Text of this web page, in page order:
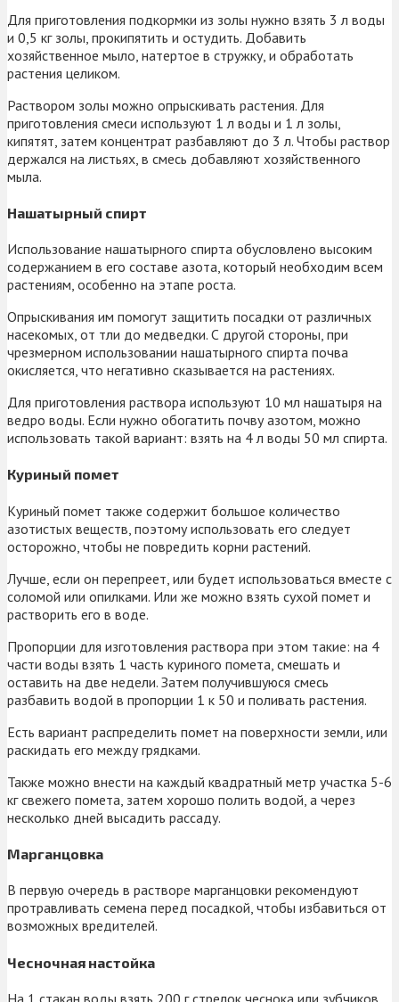
Для приготовления подкормки из золы нужно взять 3 л воды
и 0,5 кг золы, прокипятить и остудить. Добавить
хозяйственное мыло, натертое в стружку, и обработать
растения целиком.
Раствором золы можно опрыскивать растения. Для
приготовления смеси используют 1 л воды и 1 л золы,
кипятят, затем концентрат разбавляют до 3 л. Чтобы раствор
держался на листьях, в смесь добавляют хозяйственного
мыла.
Нашатырный спирт
Использование нашатырного спирта обусловлено высоким
содержанием в его составе азота, который необходим всем
растениям, особенно на этапе роста.
Опрыскивания им помогут защитить посадки от различных
насекомых, от тли до медведки. С другой стороны, при
чрезмерном использовании нашатырного спирта почва
окисляется, что негативно сказывается на растениях.
Для приготовления раствора используют 10 мл нашатыря на
ведро воды. Если нужно обогатить почву азотом, можно
использовать такой вариант: взять на 4 л воды 50 мл спирта.
Куриный помет
Куриный помет также содержит большое количество
азотистых веществ, поэтому использовать его следует
осторожно, чтобы не повредить корни растений.
Лучше, если он перепреет, или будет использоваться вместе с
соломой или опилками. Или же можно взять сухой помет и
растворить его в воде.
Пропорции для изготовления раствора при этом такие: на 4
части воды взять 1 часть куриного помета, смешать и
оставить на две недели. Затем получившуюся смесь
разбавить водой в пропорции 1 к 50 и поливать растения.
Есть вариант распределить помет на поверхности земли, или
раскидать его между грядками.
Также можно внести на каждый квадратный метр участка 5-6
кг свежего помета, затем хорошо полить водой, а через
несколько дней высадить рассаду.
Марганцовка
В первую очередь в растворе марганцовки рекомендуют
протравливать семена перед посадкой, чтобы избавиться от
возможных вредителей.
Чесночная настойка
На 1 стакан воды взять 200 г стрелок чеснока или зубчиков,